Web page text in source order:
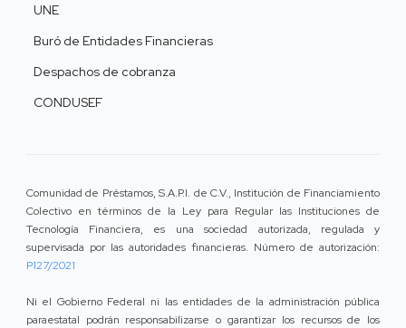
UNE
Buró de Entidades Financieras
Despachos de cobranza
CONDUSEF
Comunidad de Préstamos, S.A.P.I. de C.V., Institución de Financiamiento
Colectivo en términos de la Ley para Regular las Instituciones de
Tecnología Financiera, es una sociedad autorizada, regulada y
supervisada por las autoridades financieras. Número de autorización:
P127/2021
Ni el Gobierno Federal ni las entidades de la administración pública
paraestatal podrán responsabilizarse o garantizar los recursos de los